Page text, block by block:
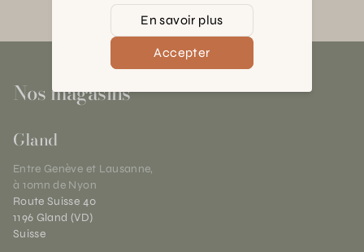
Nos magasins
Gland
Entre Genève et Lausanne,
à 10mn de Nyon
Route Suisse 40
1196 Gland (VD)
Suisse
En savoir plus
Accepter